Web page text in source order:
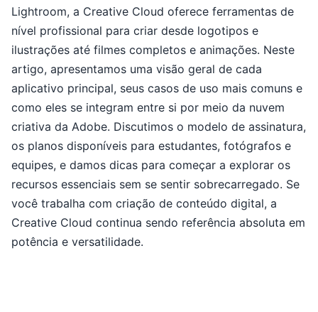
Lightroom, a Creative Cloud oferece ferramentas de
nível profissional para criar desde logotipos e
ilustrações até filmes completos e animações. Neste
artigo, apresentamos uma visão geral de cada
aplicativo principal, seus casos de uso mais comuns e
como eles se integram entre si por meio da nuvem
criativa da Adobe. Discutimos o modelo de assinatura,
os planos disponíveis para estudantes, fotógrafos e
equipes, e damos dicas para começar a explorar os
recursos essenciais sem se sentir sobrecarregado. Se
você trabalha com criação de conteúdo digital, a
Creative Cloud continua sendo referência absoluta em
potência e versatilidade.